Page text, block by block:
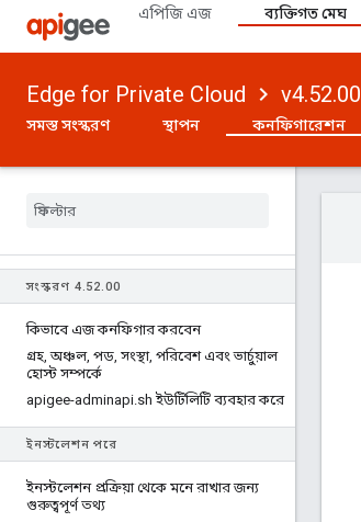
এপিজি এজ ব্যক্তিগত মেঘ
Edge for Private Cloud v4.52.00
সমস্ত সংস্করণ স্থাপন কনফিগারেশন
সংস্করণ 4.52.00
কিভাবে এজ কনফিগার করবেন
গ্রহ, অঞ্চল, পড, সংস্থা, পরিবেশ এবং ভার্চুয়াল
হোস্ট সম্পর্কে
apigee-adminapi.sh ইউটিলিটি ব্যবহার করে
ইনস্টলেশন পরে
ইনস্টলেশন প্রক্রিয়া থেকে মনে রাখার জন্য
গুরুত্বপূর্ণ তথ্য